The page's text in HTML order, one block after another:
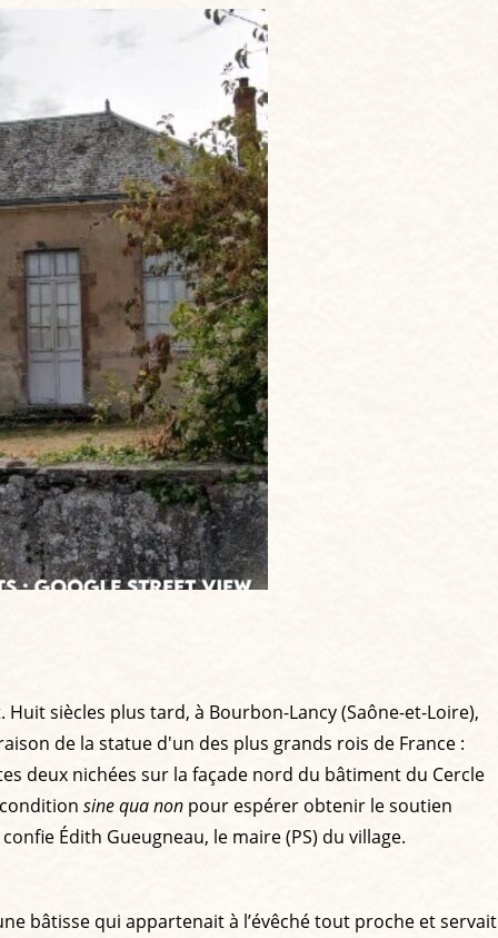
siècles plus tard, à Bourbon-Lancy (Saône-et-Loire),
de la statue d'un des plus grands rois de France :
deux nichées sur la façade nord du bâtiment du Cercle
sine qua non pour espérer obtenir le soutien
Édith Gueugneau, le maire (PS) du village.
bâtisse qui appartenait à l’évêché tout proche et servait